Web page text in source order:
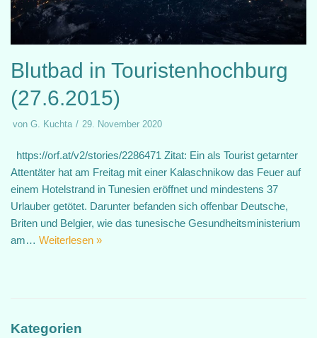
Blutbad in Touristenhochburg
(27.6.2015)
von G. Kuchta 29. November 2020
https://orf.at/v2/stories/2286471 Zitat: Ein als Tourist getarnter
Attentäter hat am Freitag mit einer Kalaschnikow das Feuer auf
einem Hotelstrand in Tunesien eröffnet und mindestens 37
Urlauber getötet. Darunter befanden sich offenbar Deutsche,
Briten und Belgier, wie das tunesische Gesundheitsministerium
am… Weiterlesen »
Kategorien